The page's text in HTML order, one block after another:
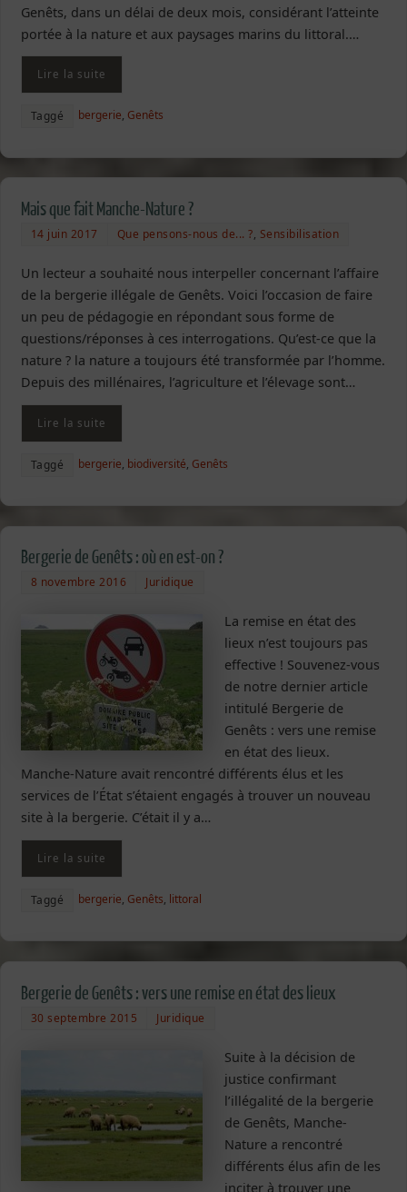
Genêts, dans un délai de deux mois, considérant l’atteinte
portée à la nature et aux paysages marins du littoral.…
Lire la suite
Taggé bergerie, Genêts
Mais que fait Manche-Nature ?
14 juin 2017 Que pensons-nous de... ?, Sensibilisation
Un lecteur a souhaité nous interpeller concernant l’affaire
de la bergerie illégale de Genêts. Voici l’occasion de faire
un peu de pédagogie en répondant sous forme de
questions/réponses à ces interrogations. Qu’est-ce que la
nature ? la nature a toujours été transformée par l’homme.
Depuis des millénaires, l’agriculture et l’élevage sont…
Lire la suite
Taggé bergerie, biodiversité, Genêts
Bergerie de Genêts : où en est-on ?
8 novembre 2016 Juridique
La remise en état des
lieux n’est toujours pas
effective ! Souvenez-vous
de notre dernier article
intitulé Bergerie de
Genêts : vers une remise
en état des lieux.
Manche-Nature avait rencontré différents élus et les
services de l’État s’étaient engagés à trouver un nouveau
site à la bergerie. C’était il y a…
Lire la suite
Taggé bergerie, Genêts, littoral
Bergerie de Genêts : vers une remise en état des lieux
30 septembre 2015 Juridique
Suite à la décision de
justice confirmant
l’illégalité de la bergerie
de Genêts, Manche-
Nature a rencontré
différents élus afin de les
inciter à trouver une